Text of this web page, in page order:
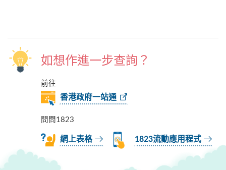
如想作進一步查詢？
前往
香港政府一站通
問問1823
網上表格 1823流動應用程式